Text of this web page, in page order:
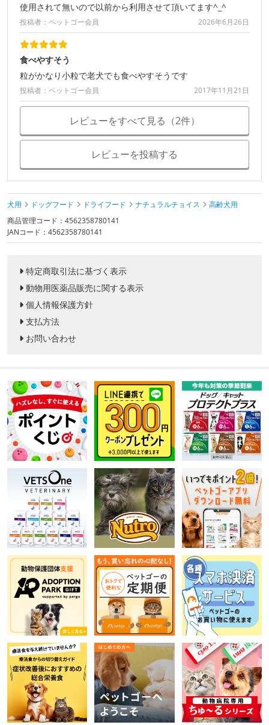
使用されて無いので以前から利用させて頂いてます^_^
投稿者：ペットゴー会員 2026年6月26日
食べやすそう
粒がかなり小粒で老犬でも食べやすそうです
投稿者：ペットゴー会員 2017年11月21日
レビューをすべて見る（2件）
レビューを投稿する
犬用 ドッグフード ドライフード ナチュラルチョイス
高齢犬用
商品管理コード：4562358780141
JANコード：4562358780141
特定商取引法に基づく表示
動物用医薬品販売に関する表示
個人情報保護方針
支払方法
お問い合わせ